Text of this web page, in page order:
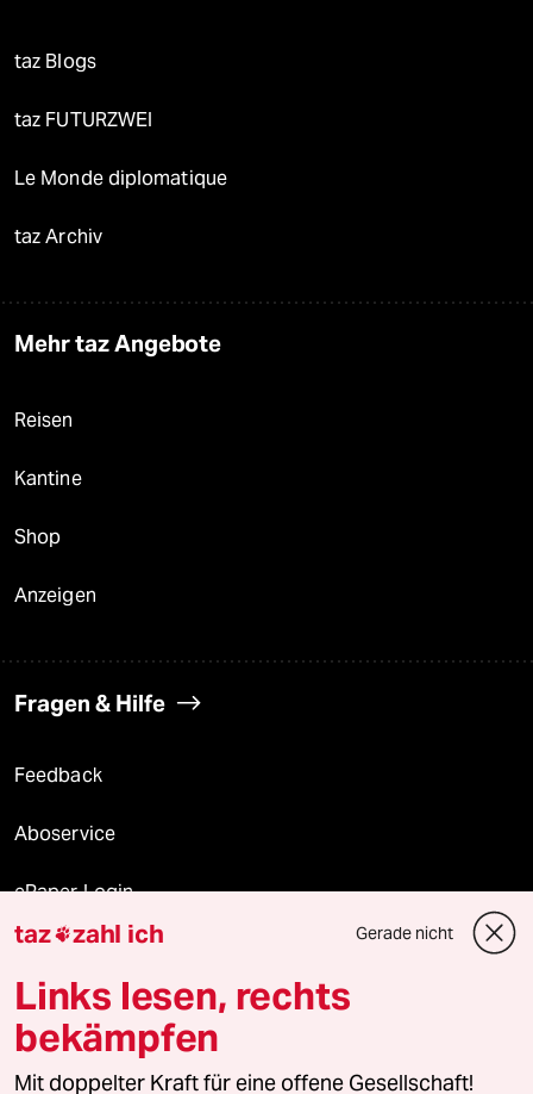
taz Blogs
taz FUTURZWEI
Le Monde diplomatique
taz Archiv
Mehr taz Angebote
Reisen
Kantine
Shop
Anzeigen
Fragen & Hilfe
Feedback
Aboservice
ePaper Login
Downloads für Abonnierende
© 2026 taz Verlags und Vertriebs GmbH
Alle Rechte vorbehalten. Bei rechtlichen Fragen oder für Genehmigungen
taz zahl ich Gerade nicht
Links lesen, rechts
bekämpfen
Mit doppelter Kraft für eine offene Gesellschaft!